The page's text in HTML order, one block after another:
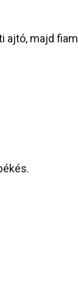
ajtó, majd fiam